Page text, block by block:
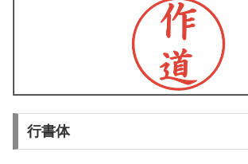
行書体